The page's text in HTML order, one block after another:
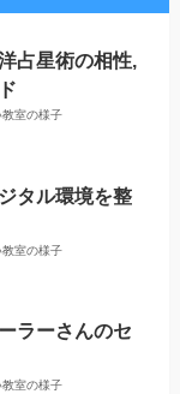
占星術の相性,
教室の様子
タル環境を整
教室の様子
ラーさんのセ
教室の様子